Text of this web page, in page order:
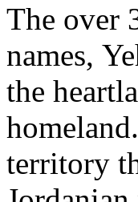
The over
names,
the
territory